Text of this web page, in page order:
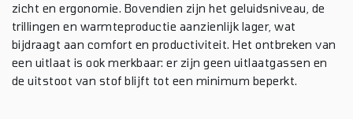
zicht en ergonomie. Bovendien zijn het geluidsniveau, de
trillingen en warmteproductie aanzienlijk lager, wat
bijdraagt aan comfort en productiviteit. Het ontbreken van
een uitlaat is ook merkbaar: er zijn geen uitlaatgassen en
de uitstoot van stof blijft tot een minimum beperkt.